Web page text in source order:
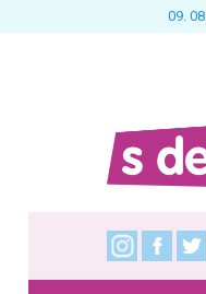
09.